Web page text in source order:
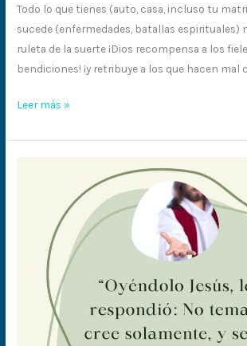
Todo lo que tienes (auto, casa, incluso tu
sucede (enfermedades, batallas espirituales)
ruleta de la suerte ¡Dios recompensa a los
bendiciones! ¡y retribuye a los que hacen mal
Leer más »
solamente